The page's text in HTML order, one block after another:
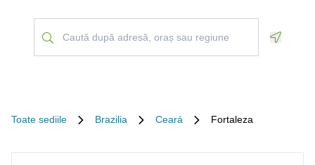
Toate sediile Brazilia Ceará Fortaleza